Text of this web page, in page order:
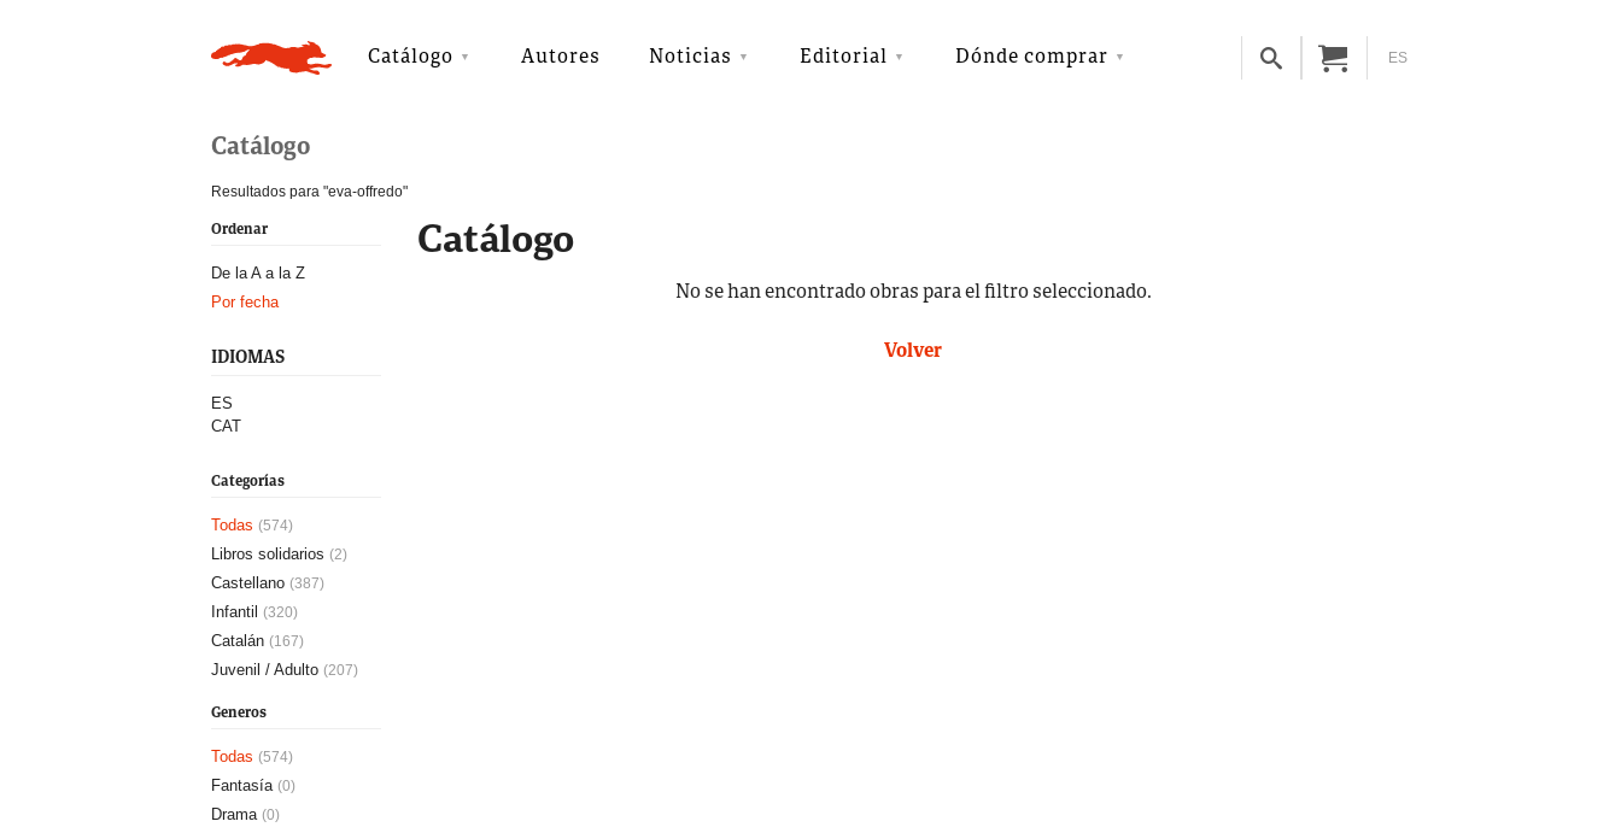
Catálogo Autores Noticias Editorial Dónde comprar ES
Catálogo
Resultados para "eva-offredo"
Ordenar
De la A a la Z
Por fecha
IDIOMAS
ES
CAT
Categorías
Todas (574)
Libros solidarios (2)
Castellano (387)
Infantil (320)
Catalán (167)
Juvenil / Adulto (207)
Generos
Todas (574)
Fantasía (0)
Drama (0)
Catálogo
No se han encontrado obras para el filtro seleccionado.
Volver